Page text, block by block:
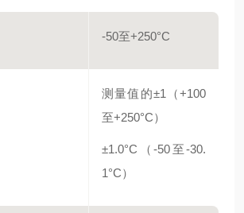
-50至+250°C
测量值的±1（+100
至+250°C）
±1.0°C（-50至-30.
1°C）